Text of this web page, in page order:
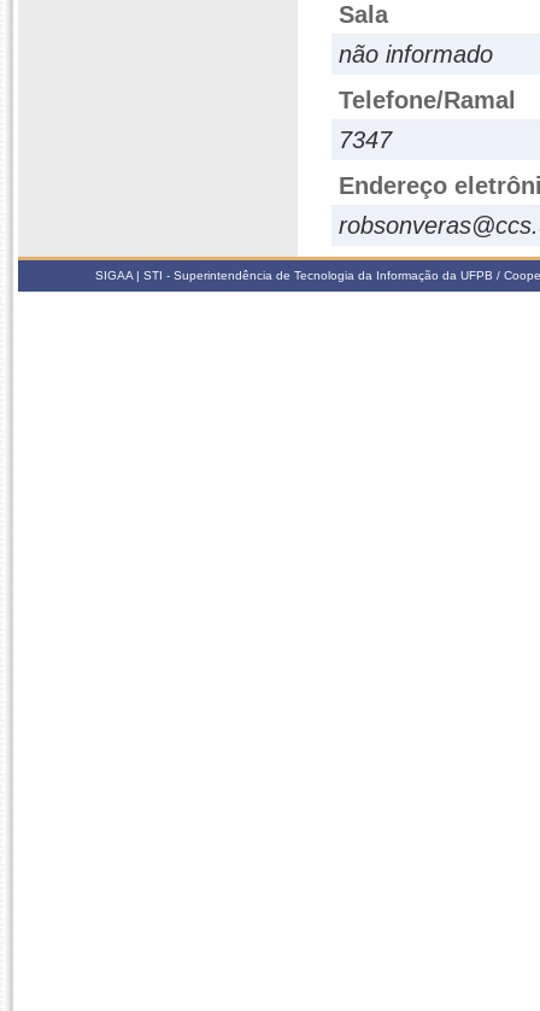
Sala
não informado
Telefone/Ramal
7347
Endereço
SIGAA | STI - Superintendência de Tecnologia da Informação da UFPB /